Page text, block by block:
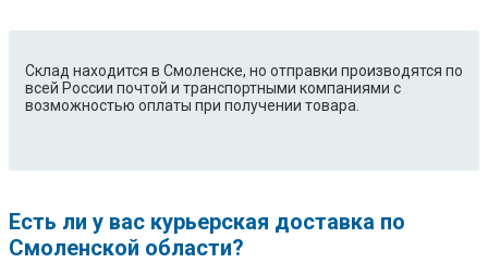
Склад находится в Смоленске, но отправки производятся по
всей России почтой и транспортными компаниями с
возможностью оплаты при получении товара.
Есть ли у вас курьерская доставка по
Смоленской области?